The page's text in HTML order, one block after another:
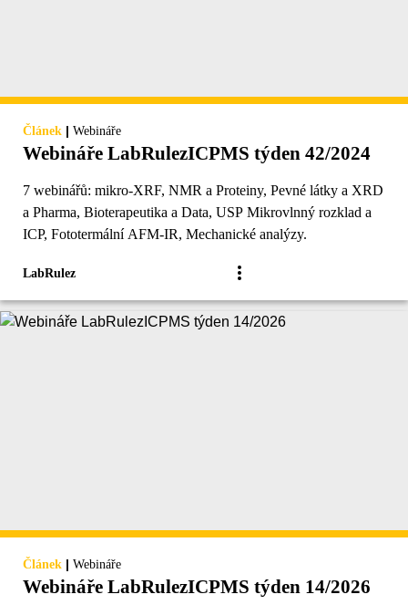
Článek | Webináře
Webináře LabRulezICPMS týden 42/2024
7 webinářů: mikro-XRF, NMR a Proteiny, Pevné látky a XRD
a Pharma, Bioterapeutika a Data, USP Mikrovlnný rozklad a
ICP, Fototermální AFM-IR, Mechanické analýzy.
LabRulez
Článek | Webináře
Webináře LabRulezICPMS týden 14/2026